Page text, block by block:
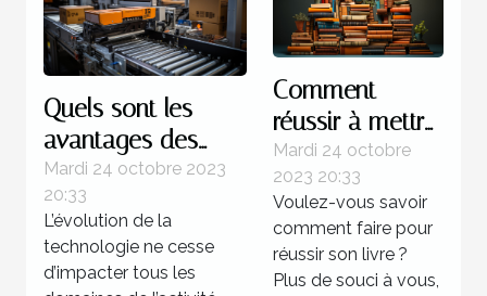
Quels sont les
avantages des
systèmes
d’automatisations ?
Mardi 24 octobre 2023
20:33
L’évolution de la
technologie ne cesse
d’impacter tous les
Comment
réussir à mettre
au point un
livre ?
Mardi 24 octobre
2023 20:33
Voulez-vous savoir
comment faire pour
réussir son livre ?
Plus de souci à vous,